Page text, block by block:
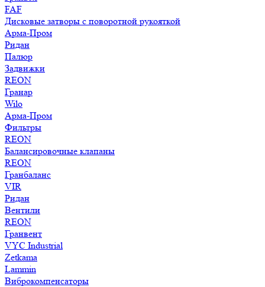
FAF
Дисковые затворы с поворотной рукояткой
Арма-Пром
Ридан
Палюр
Задвижки
REON
Гранар
Wilo
Арма-Пром
Фильтры
REON
Балансировочные клапаны
REON
Гранбаланс
VIR
Ридан
Вентили
REON
Гранвент
VYC Industrial
Zetkama
Lammin
Виброкомпенсаторы